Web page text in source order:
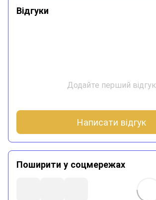
Відгуки
Додайте перший відгук
Написати відгук
Поширити у соцмережах